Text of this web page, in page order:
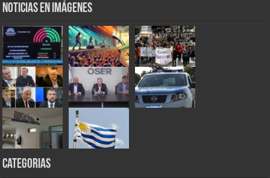
Noticias en Imágenes
Categorias